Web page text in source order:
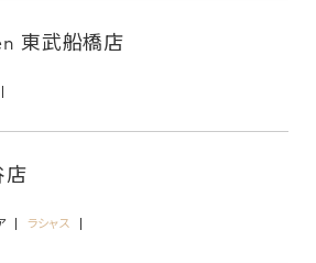
東武船橋店
店
ラシャス